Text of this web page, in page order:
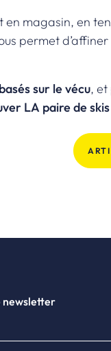
en magasin, en
permet
sur le vécu, et
LA paire de
newsletter